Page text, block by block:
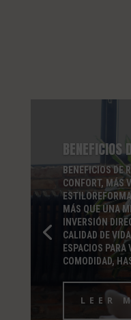
BENEFICIOS
BENEFICIOS DE
CONFORT, MÁS
MÁS QUE UNA
INVERSIÓN
CALIDAD DE
ESPACIOS
COMODIDAD,
LEER